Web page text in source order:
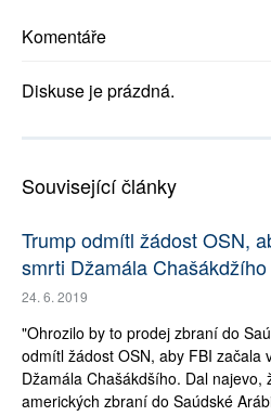
Komentáře
Diskuse je prázdná.
Související články
Trump odmítl žádost OSN,
smrti Džamála Chašákdžího
24. 6. 2019
"Ohrozilo by to prodej zbraní do
odmítl žádost OSN, aby FBI začala
Džamála Chašákdšího. Dal najevo,
amerických zbraní do Saúdské